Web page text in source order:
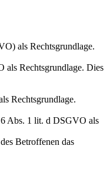
als Rechtsgrundlage.
als Rechtsgrundlage. Dies
Rechtsgrundlage.
6 Abs. 1 lit. d DSGVO als
Betroffenen das